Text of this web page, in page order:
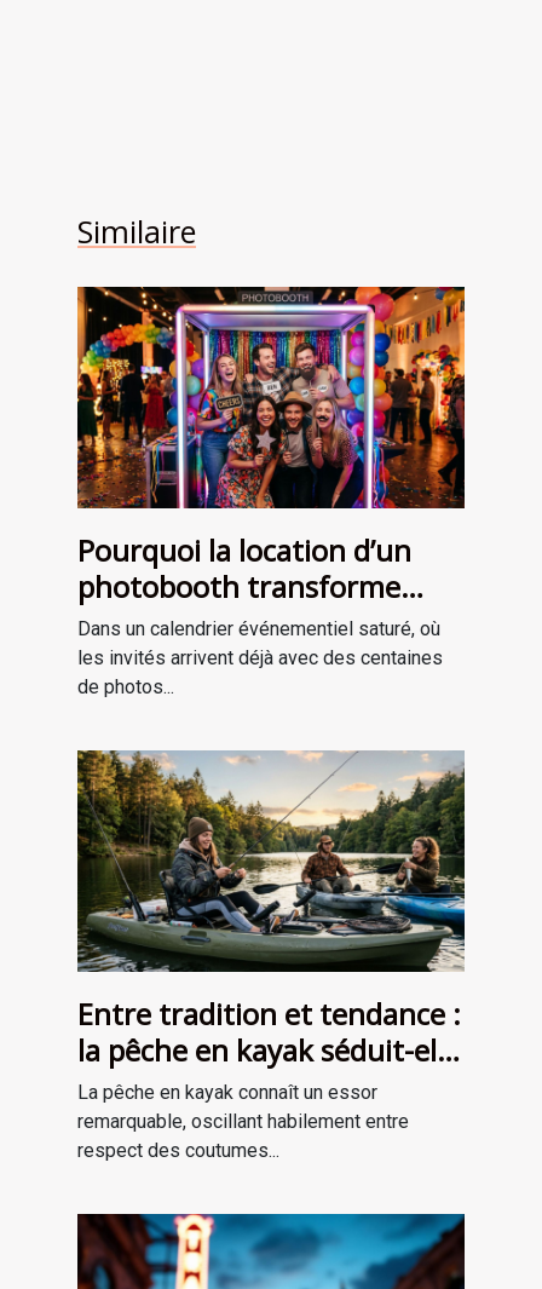
Similaire
Pourquoi la location d’un
photobooth transforme
l’ambiance de votre
événement
Dans un calendrier événementiel saturé, où
les invités arrivent déjà avec des centaines
de photos...
Entre tradition et tendance :
la pêche en kayak séduit-elle
une nouvelle génération ?
La pêche en kayak connaît un essor
remarquable, oscillant habilement entre
respect des coutumes...